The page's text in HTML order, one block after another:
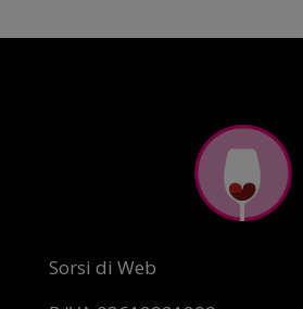
Sorsi di Web